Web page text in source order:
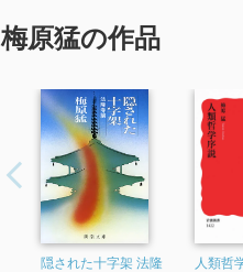
梅原猛の作品
隠された十字架 法隆
人類哲